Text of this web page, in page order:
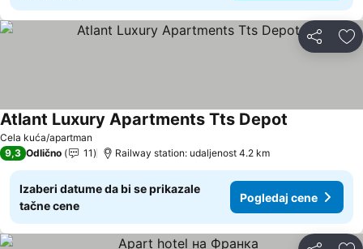
Deli
Cela kuća/apartman
Atlant Luxury Apartments Tts Depot
9,3 Odlično 11 Railway station: udaljenost 4.2 km
Izaberi datume da bi se prikazale
tačne cene
Pogledaj cene